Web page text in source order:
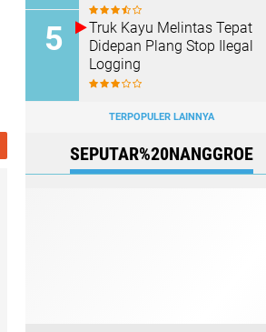
Truk Kayu Melintas Tepat
Didepan Plang Stop Ilegal
Logging
TERPOPULER LAINNYA
SEPUTAR%20NANGGROE